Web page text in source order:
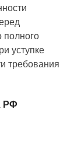
полного
уступке
требования
РФ